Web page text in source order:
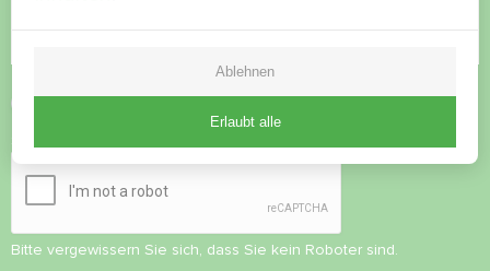
Datenschutzbestimmungenakzeptieren
Bitte vergewissern Sie sich, dass Sie kein Roboter sind.
Ablehnen
Erlaubt alle